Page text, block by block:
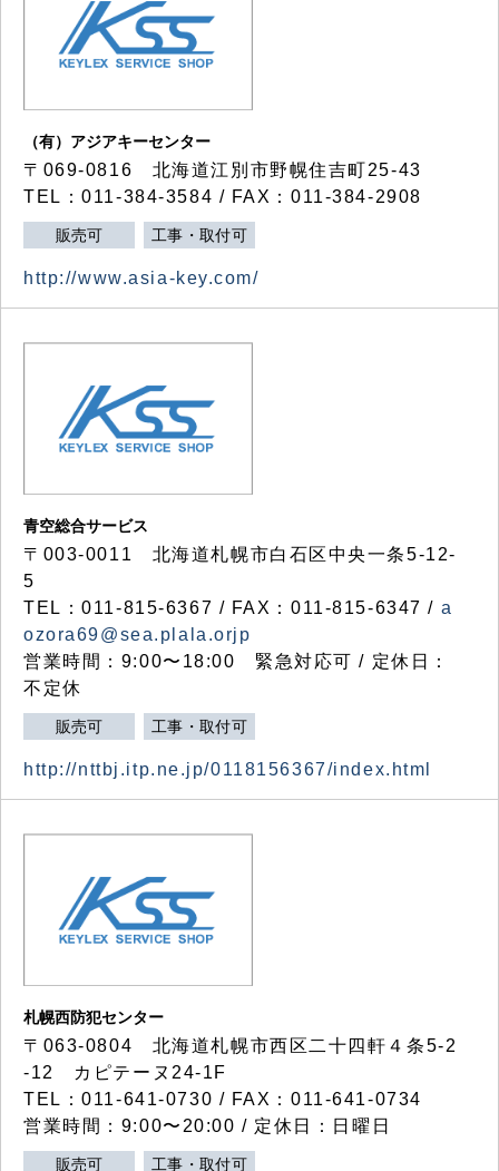
（有）アジアキーセンター
〒069-0816 北海道江別市野幌住吉町25-43
TEL：011-384-3584 / FAX：011-384-2908
販売可 工事・取付可
http://www.asia-key.com/
青空総合サービス
〒003-0011 北海道札幌市白石区中央一条5-12-
5
TEL：011-815-6367 / FAX：011-815-6347 / a
ozora69@sea.plala.orjp
営業時間：9:00〜18:00 緊急対応可 / 定休日：
不定休
販売可 工事・取付可
http://nttbj.itp.ne.jp/0118156367/index.html
札幌西防犯センター
〒063-0804 北海道札幌市西区二十四軒４条5-2
-12 カピテーヌ24-1F
TEL：011-641-0730 / FAX：011-641-0734
営業時間：9:00〜20:00 / 定休日：日曜日
販売可 工事・取付可